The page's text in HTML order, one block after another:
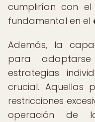
cumplirían con
fundamental en el
Además, la
para
estrategias
crucial. Aquellas
restricciones
operación de